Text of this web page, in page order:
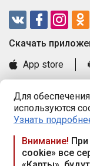
Для
используются
Узнать
Внимание!
cookie» все
Cкачать
App store
Книга замечаний и
Правила и
Praca.by ©
Республика
117а, пом. № 9.